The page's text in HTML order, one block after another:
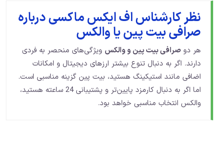
نظر کارشناس اف ایکس ماکسی درباره
صرافی بیت پین یا والکس
هر دو صرافی بیت پین و والکس ویژگی‌های منحصر به فردی
دارند. اگر به دنبال تنوع بیشتر ارزهای دیجیتال و امکانات
اضافی مانند استیکینگ هستید، بیت پین گزینه مناسبی است.
اما اگر به دنبال کارمزد پایین‌تر و پشتیبانی 24 ساعته هستید،
والکس انتخاب مناسبی خواهد بود.